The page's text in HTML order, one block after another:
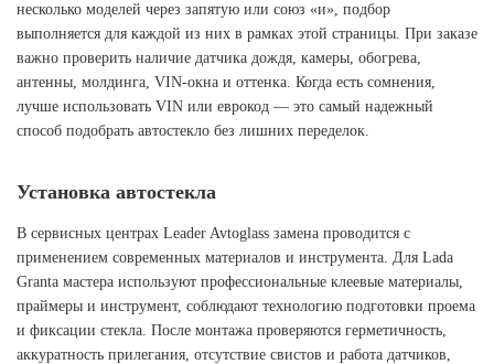
несколько моделей через запятую или союз «и», подбор
выполняется для каждой из них в рамках этой страницы. При заказе
важно проверить наличие датчика дождя, камеры, обогрева,
антенны, молдинга, VIN-окна и оттенка. Когда есть сомнения,
лучше использовать VIN или еврокод — это самый надежный
способ подобрать автостекло без лишних переделок.
Установка автостекла
В сервисных центрах Leader Avtoglass замена проводится с
применением современных материалов и инструмента. Для Lada
Granta мастера используют профессиональные клеевые материалы,
праймеры и инструмент, соблюдают технологию подготовки проема
и фиксации стекла. После монтажа проверяются герметичность,
аккуратность прилегания, отсутствие свистов и работа датчиков,